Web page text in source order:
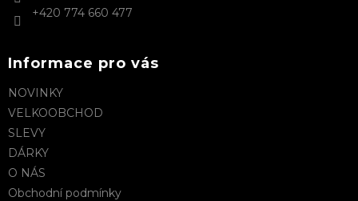
+420 774 660 477
Informace pro vás
NOVINKY
VELKOOBCHOD
SLEVY
DÁRKY
O NÁS
Obchodní podmínky